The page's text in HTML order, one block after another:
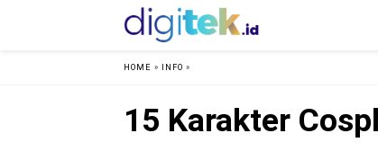
HOME » INFO »
15 Karakter